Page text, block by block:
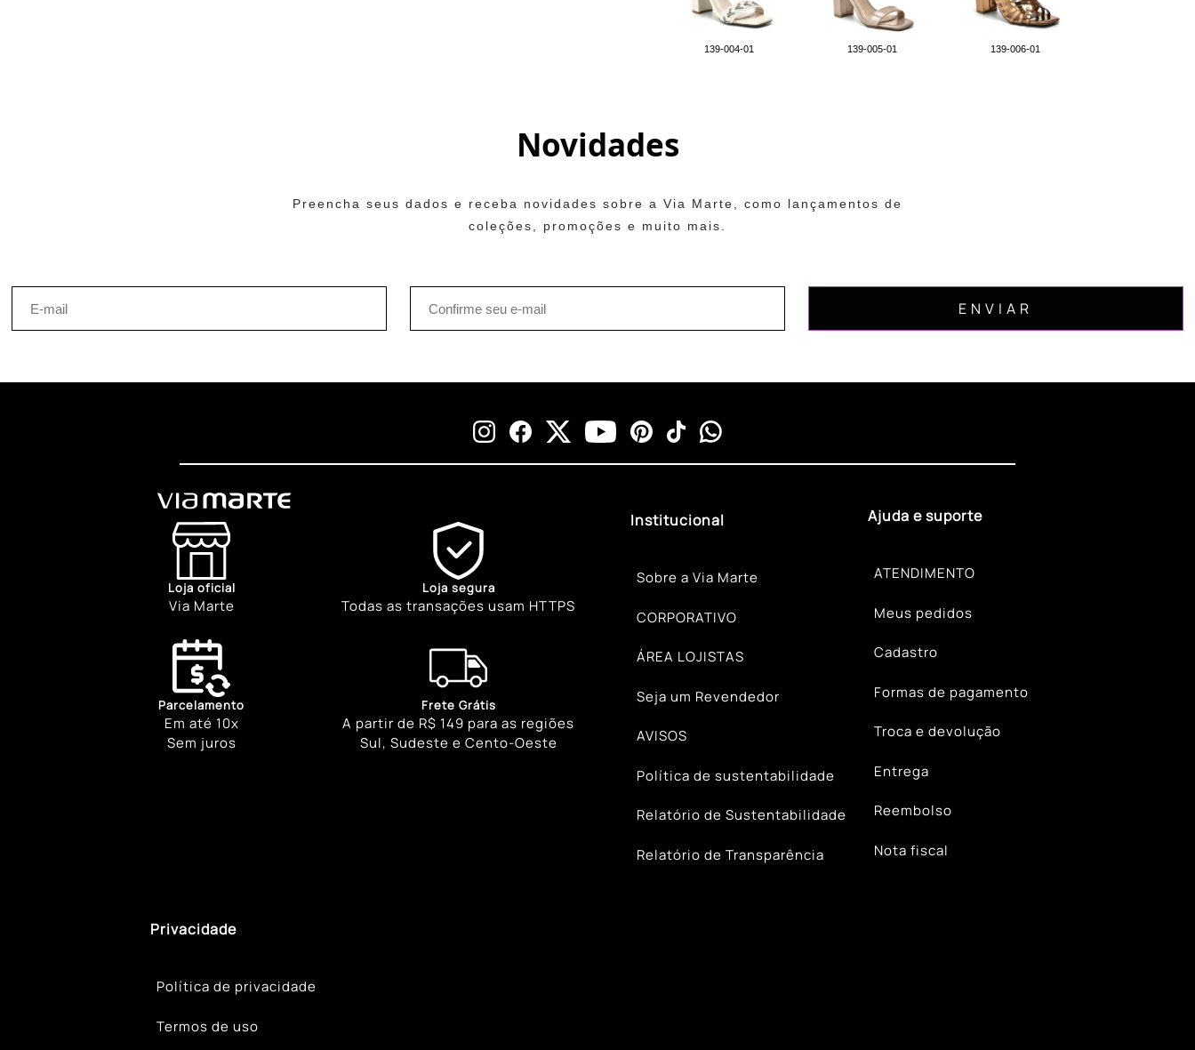
139-004-01 139-005-01 139-006-01
Novidades
Preencha seus dados e receba novidades sobre a Via Marte, como lançamentos de
coleções, promoções e muito mais.
Loja oficial
Via Marte
Loja segura
Todas as transações usam HTTPS
Parcelamento
Em até 10x
Sem juros
Frete Grátis
A partir de R$ 149 para as regiões
Sul, Sudeste e Cento-Oeste
Institucional
Sobre a Via Marte
CORPORATIVO
ÁREA LOJISTAS
Seja um Revendedor
AVISOS
Política de sustentabilidade
Relatório de Sustentabilidade
Relatório de Transparência
Ajuda e suporte
ATENDIMENTO
Meus pedidos
Cadastro
Formas de pagamento
Troca e devolução
Entrega
Reembolso
Nota fiscal
Privacidade
Política de privacidade
Termos de uso